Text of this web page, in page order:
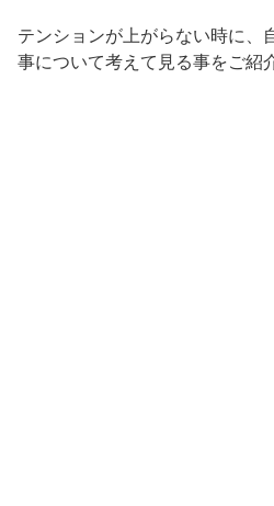
テンションが上がらない時に、
事について考えて見る事をご紹